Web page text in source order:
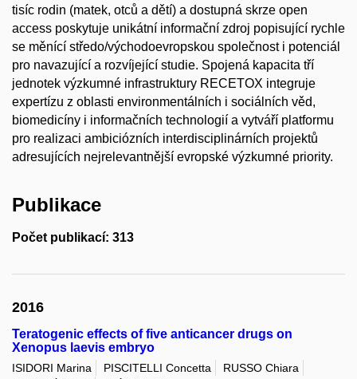
tisíc rodin (matek, otců a dětí) a dostupná skrze open
access poskytuje unikátní informační zdroj popisující rychle
se měnící středo/východoevropskou společnost i potenciál
pro navazující a rozvíjející studie. Spojená kapacita tří
jednotek výzkumné infrastruktury RECETOX integruje
expertízu z oblasti environmentálních i sociálních věd,
biomedicíny i informačních technologií a vytváří platformu
pro realizaci ambiciózních interdisciplinárních projektů
adresujících nejrelevantnější evropské výzkumné priority.
Publikace
Počet publikací: 313
2016
Teratogenic effects of five anticancer drugs on
Xenopus laevis embryo
ISIDORI Marina PISCITELLI Concetta
RUSSO Chiara